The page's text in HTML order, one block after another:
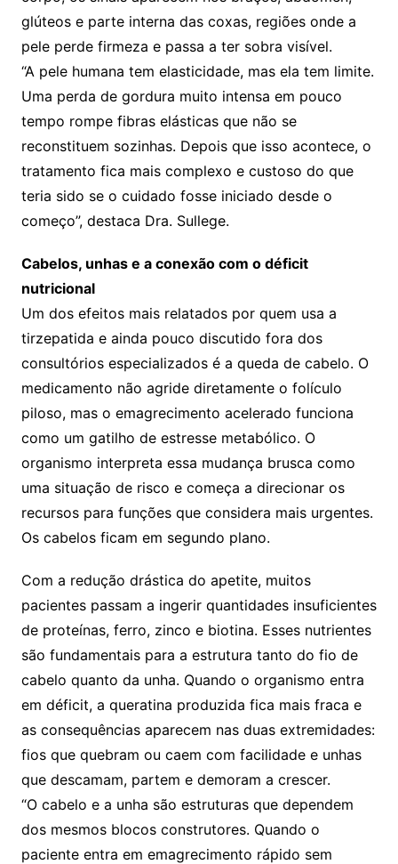
glúteos e parte interna das coxas, regiões onde a
pele perde firmeza e passa a ter sobra visível.
“A pele humana tem elasticidade, mas ela tem limite.
Uma perda de gordura muito intensa em pouco
tempo rompe fibras elásticas que não se
reconstituem sozinhas. Depois que isso acontece, o
tratamento fica mais complexo e custoso do que
teria sido se o cuidado fosse iniciado desde o
começo”, destaca Dra. Sullege.
Cabelos, unhas e a conexão com o déficit
nutricional
Um dos efeitos mais relatados por quem usa a
tirzepatida e ainda pouco discutido fora dos
consultórios especializados é a queda de cabelo. O
medicamento não agride diretamente o folículo
piloso, mas o emagrecimento acelerado funciona
como um gatilho de estresse metabólico. O
organismo interpreta essa mudança brusca como
uma situação de risco e começa a direcionar os
recursos para funções que considera mais urgentes.
Os cabelos ficam em segundo plano.
Com a redução drástica do apetite, muitos
pacientes passam a ingerir quantidades insuficientes
de proteínas, ferro, zinco e biotina. Esses nutrientes
são fundamentais para a estrutura tanto do fio de
cabelo quanto da unha. Quando o organismo entra
em déficit, a queratina produzida fica mais fraca e
as consequências aparecem nas duas extremidades:
fios que quebram ou caem com facilidade e unhas
que descamam, partem e demoram a crescer.
“O cabelo e a unha são estruturas que dependem
dos mesmos blocos construtores. Quando o
paciente entra em emagrecimento rápido sem